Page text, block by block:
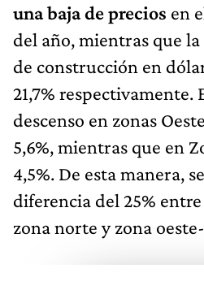
una baja de precios en
del año, mientras que
de construcción en
21,7% respectivamente.
descenso en zonas
5,6%, mientras que en
4,5%. De esta manera,
diferencia del 25%
zona norte y zona